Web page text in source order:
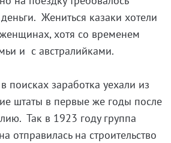
Жениться казаки хотели
хотя со временем
и с австралийками.
поисках заработка уехали из
штаты в первые же годы после
Так в 1923 году группа
отправилась на строительство